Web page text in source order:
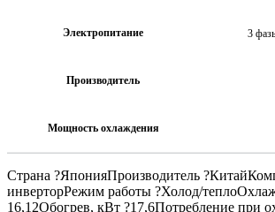
Электропитание 3
Производитель
Мощность охлаждения
Страна ?ЯпонияПроизводитель
инверторРежим работы ?Холод/
16,12Обогрев, кВт ?17,6Потребление при